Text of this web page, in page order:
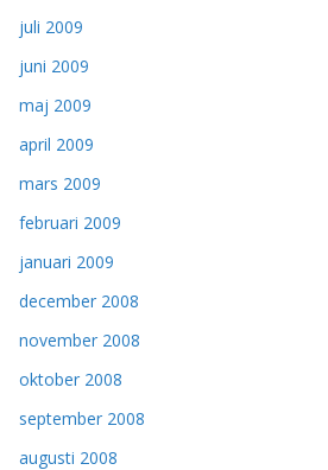
juli 2009
juni 2009
maj 2009
april 2009
mars 2009
februari 2009
januari 2009
december 2008
november 2008
oktober 2008
september 2008
augusti 2008